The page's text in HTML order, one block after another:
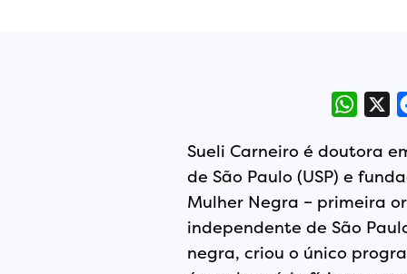
Sueli Carneiro é doutora
de São Paulo (USP) e
Mulher Negra – primeira
independente de São
negra, criou o único